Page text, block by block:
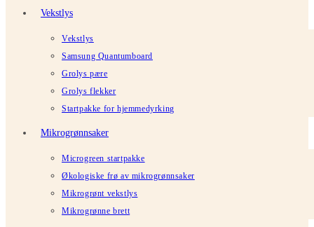
Vekstlys
Vekstlys
Samsung Quantumboard
Grolys pære
Grolys flekker
Startpakke for hjemmedyrking
Mikrogrønnsaker
Microgreen startpakke
Økologiske frø av mikrogrønnsaker
Mikrogrønt vekstlys
Mikrogrønne brett